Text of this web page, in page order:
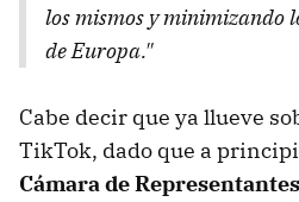
los mismos y minimizando
de Europa."
Cabe decir que ya llueve
TikTok, dado que a
Cámara de